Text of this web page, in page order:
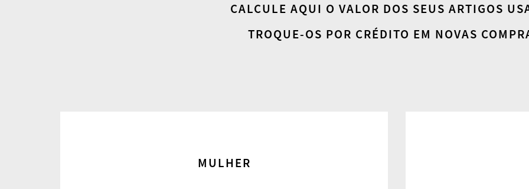
CALCULE AQUI O VALOR DOS SEUS ARTIGOS
TROQUE-OS POR CRÉDITO EM NOVAS
MULHER